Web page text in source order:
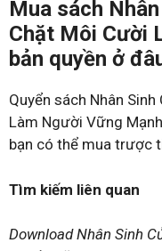
Mua sách
Chặt Môi Cười
bản quyền ở
Quyển sách Nhân
Làm Người Vững
bạn có thể mua trược
Tìm kiếm liên quan
Download Nhân Sinh